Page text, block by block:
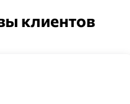
клиентов